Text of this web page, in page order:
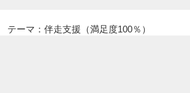
ーマ：伴走支援（満足度100％）